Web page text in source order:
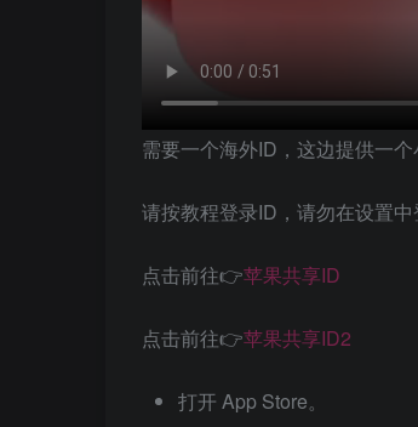
需要一个海外ID，这边提供一
请按教程登录ID，请勿在设置
点击前往👉苹果共享ID
点击前往👉苹果共享ID2
打开 App Store。